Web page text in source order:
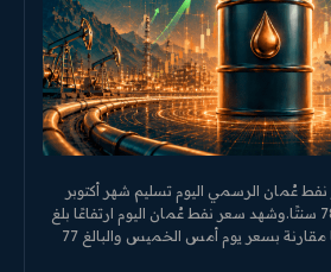
عُمان الرسمي اليوم تسليم شهر أكتوبر
القادم 79 دولارًا أمريكيًّا و78 سنتًا.وشهد سعر نفط عُمان اليوم ارتفاعًا بلغ
دولارين أمريكيين و34 سنتًا مقارنة بسعر يوم أمس الخميس والبالغ 77